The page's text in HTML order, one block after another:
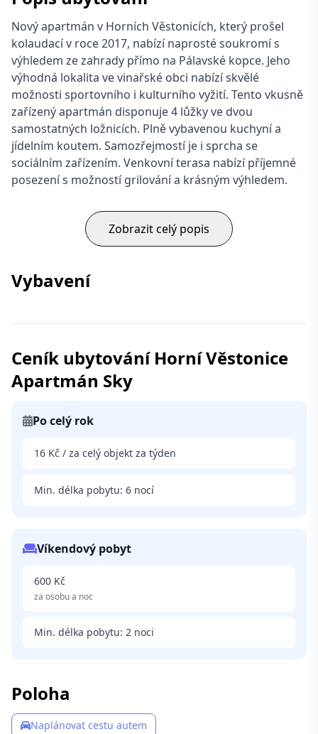
Nový apartmán v Horních Věstonicích, který prošel
kolaudací v roce 2017, nabízí naprosté soukromí s
výhledem ze zahrady přímo na Pálavské kopce. Jeho
výhodná lokalita ve vinařské obci nabízí skvělé
možnosti sportovního i kulturního vyžití. Tento vkusně
zařízený apartmán disponuje 4 lůžky ve dvou
samostatných ložnicích. Plně vybavenou kuchyní a
jídelním koutem. Samozřejmostí je i sprcha se
sociálním zařízením. Venkovní terasa nabízí příjemné
posezení s možností grilování a krásným výhledem.
Zobrazit celý popis
Vybavení
Ceník ubytování Horní Věstonice
Apartmán Sky
Po celý rok
16 Kč / za celý objekt za týden
Min. délka pobytu: 6 nocí
Víkendový pobyt
600 Kč
za osobu a noc
Min. délka pobytu: 2 noci
Poloha
Naplánovat cestu autem